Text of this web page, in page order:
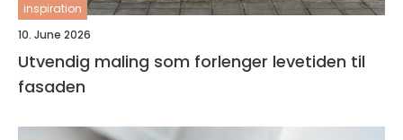
inspiration
10. June 2026
Utvendig maling som forlenger levetiden til
fasaden